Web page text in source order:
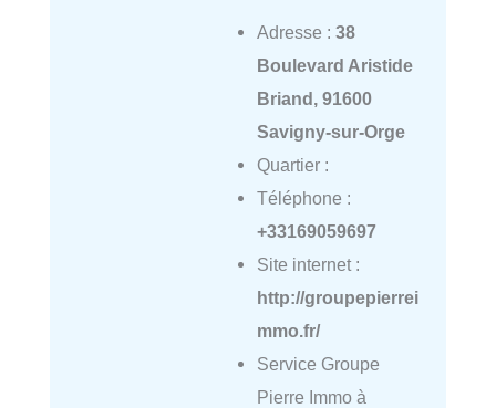
Adresse : 38
Boulevard Aristide
Briand, 91600
Savigny-sur-Orge
Quartier :
Téléphone :
+33169059697
Site internet :
http://groupepierrei
mmo.fr/
Service Groupe
Pierre Immo à